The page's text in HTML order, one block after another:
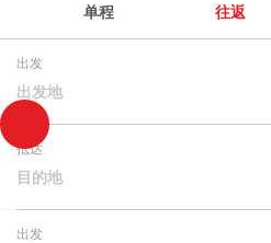
单程 往返
出发
出发地
抵达
目的地
出发